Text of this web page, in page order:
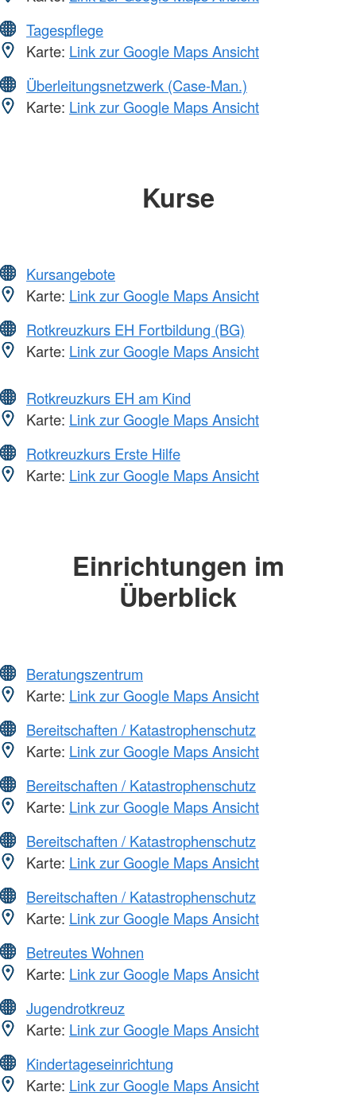
Tagespflege
Karte: Link zur Google Maps Ansicht
Überleitungsnetzwerk (Case-Man.)
Karte: Link zur Google Maps Ansicht
Kurse
Kursangebote
Karte: Link zur Google Maps Ansicht
Rotkreuzkurs EH Fortbildung (BG)
Karte: Link zur Google Maps Ansicht
Rotkreuzkurs EH am Kind
Karte: Link zur Google Maps Ansicht
Rotkreuzkurs Erste Hilfe
Karte: Link zur Google Maps Ansicht
Einrichtungen im
Überblick
Beratungszentrum
Karte: Link zur Google Maps Ansicht
Bereitschaften / Katastrophenschutz
Karte: Link zur Google Maps Ansicht
Bereitschaften / Katastrophenschutz
Karte: Link zur Google Maps Ansicht
Bereitschaften / Katastrophenschutz
Karte: Link zur Google Maps Ansicht
Bereitschaften / Katastrophenschutz
Karte: Link zur Google Maps Ansicht
Betreutes Wohnen
Karte: Link zur Google Maps Ansicht
Jugendrotkreuz
Karte: Link zur Google Maps Ansicht
Kindertageseinrichtung
Karte: Link zur Google Maps Ansicht